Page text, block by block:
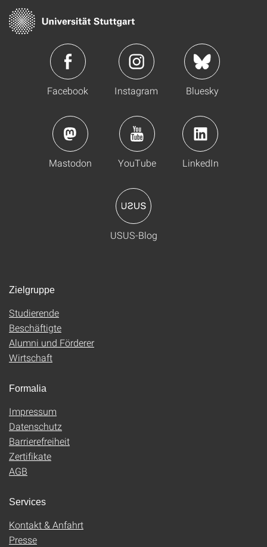
Facebook Instagram Bluesky
Mastodon YouTube LinkedIn
USUS-Blog
Zielgruppe
Studierende
Beschäftigte
Alumni und Förderer
Wirtschaft
Formalia
Impressum
Datenschutz
Barrierefreiheit
Zertifikate
AGB
Services
Kontakt & Anfahrt
Presse